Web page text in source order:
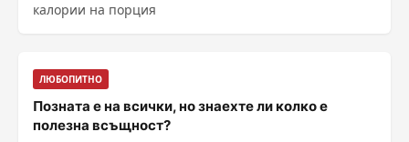
калории на порция
ЛЮБОПИТНО
Позната е на всички, но знаехте ли колко е
полезна всъщност?